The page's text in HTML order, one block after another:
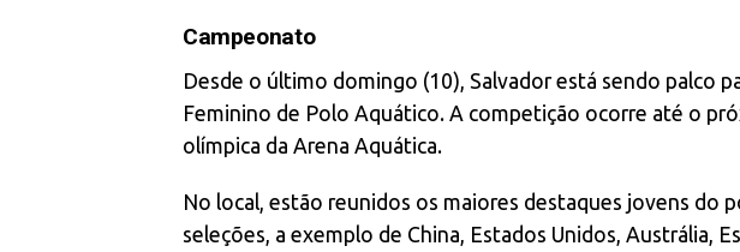
Campeonato
Desde o último domingo (10), Salvador está sendo palco
Feminino de Polo Aquático. A competição ocorre até o
olímpica da Arena Aquática.
No local, estão reunidos os maiores destaques jovens do
seleções, a exemplo de China, Estados Unidos, Austrália,